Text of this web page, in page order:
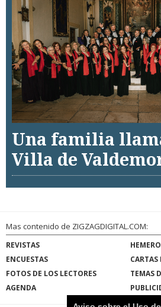
Una familia
Villa de
Mas contenido de ZIGZAGDIGITAL.COM:
REVISTAS
ENCUESTAS
CARTAS
FOTOS DE LOS LECTORES
TEMAS
AGENDA